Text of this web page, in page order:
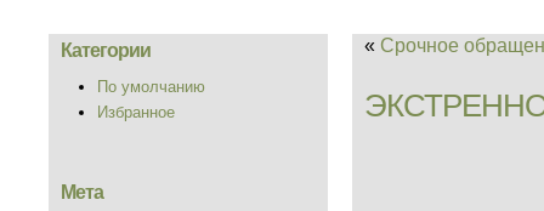
Категории
По умолчанию
Избранное
Мета
« Срочное